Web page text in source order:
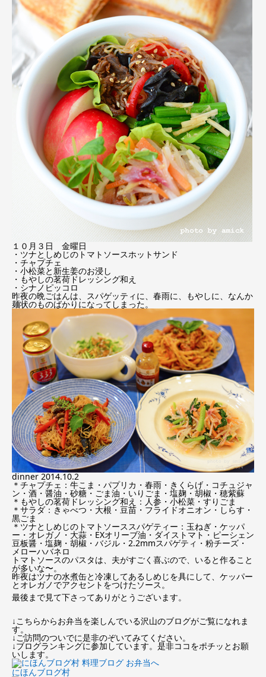
１０月３日 金曜日
・ツナとしめじのトマトソースホットサンド
・チャプチェ
・小松菜と新生姜のお浸し
・もやしの茗荷ドレッシング和え
・シナノピッコロ
昨夜の晩ごはんは、スパゲッティに、春雨に、もやしに、なんか
麺状のものばかりになってしまった。
dinner 2014.10.2
＊チャプチェ：牛こま・パプリカ・春雨・きくらげ・コチュジャ
ン・酒・醤油・砂糖・ごま油・いりごま・塩麹・胡椒・穂紫蘇
＊もやしの茗荷ドレッシング和え：人参・小松菜・すりごま
＊サラダ：きゃべつ・大根・豆苗・フライドオニオン・しらす・
黒ごま
＊ツナとしめじのトマトソーススパゲティー：玉ねぎ・ケッパ
ー・オレガノ・大蒜・EXオリーブ油・ダイストマト・ピーシェン
豆板醤・塩麹・胡椒・バジル・2.2mmスパゲティ・粉チーズ・
メローハバネロ
トマトソースのパスタは、夫がすごく喜ぶので、いると作ること
が多いな〜。
昨夜はツナの水煮缶と冷凍してあるしめじを具にして、ケッパー
とオレガノでアクセントをつけたソース。
最後まで見て下さってありがとうございます。
↓こちらからお弁当を楽しんでいる沢山のブログがご覧になれま
す。
↓ご訪問のついでに是非のぞいてみてください。
↓ブログランキングに参加しています。是非ココをポチッとお願
いします。
にほんブログ村